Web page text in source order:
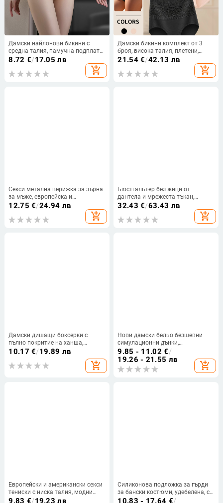
Дамски найлонови бикини с
средна талия, памучна подплата,
дишащи и бързосъхнещи,
8.72 €/17.05 лв
add_shopping_cart
Дамски бикини комплект от 3
броя, висока талия, плетени,
памук + еластан
21.54€/42.13 лв
add_shopping_cart
Секси метална верижка за зърна
за мъже, европейска и
американска модна
еднокомпонентна лепенка за
гърди, дамска парти дизайнерска
12.75 €/24.94 лв
add_shopping_cart
Бюстгальтер без жици от
дантела и мрежеста тъкан,
главна материя найлон,
традиционен лукс, с функция за
32.43 €/63.43 лв
add_shopping_cart
Дамски дишащи боксерки с
пълно покритие на ханша,
оформящи корема, модни росни
10.17 €/19.89 лв
add_shopping_cart
Нови дамски бельо безшевни
симулационни дънки,
трансгранични европейски и
американски размери, талия,
еластични дишащи, удобни
клинове
9.85 - 11.02 €/
19.26 - 21.55 лв
add_shopping_cart
Европейски и американски секси
тениски с ниска талия, модни
прашки с кристали, спортни
9.83 €/19.23 лв
Силиконова подложка за гърди
за бански костюми, удебелена, с
повдигащ механизъм,
10.83 - 17.64 €/